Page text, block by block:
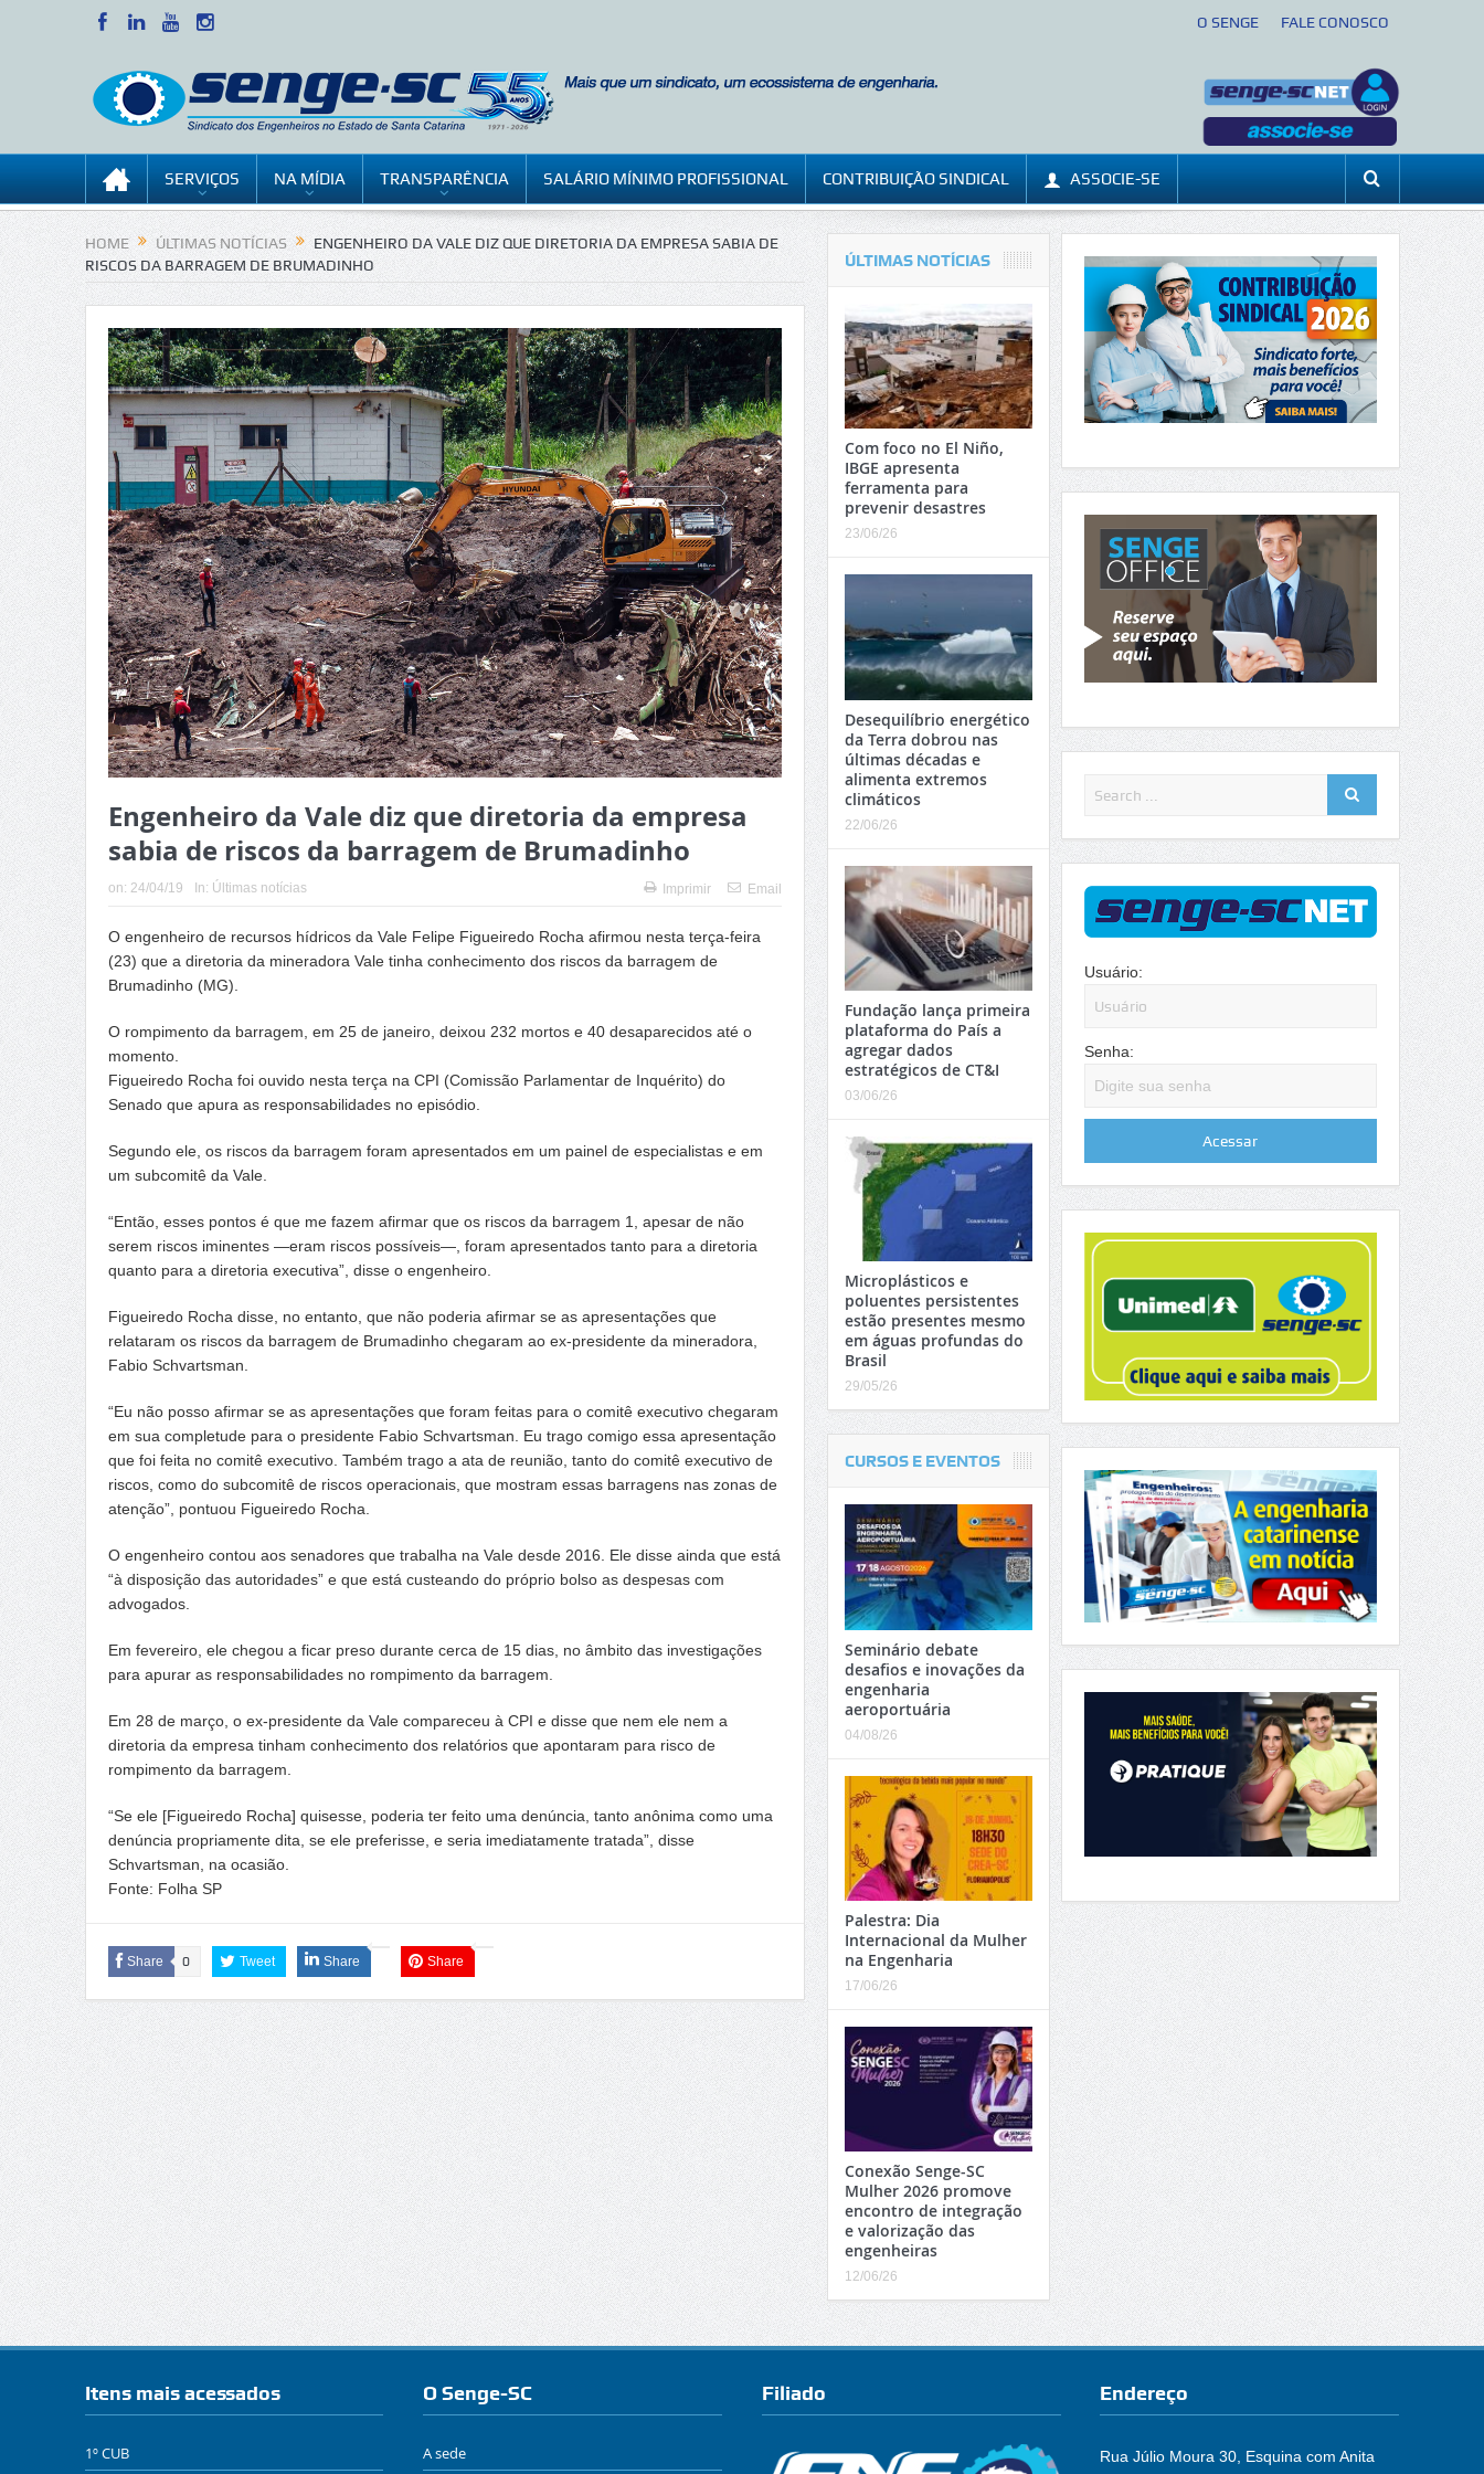
O SENGE FALE CONOSCO
SERVIÇOS NA MÍDIA TRANSPARÊNCIA SALÁRIO MÍNIMO PROFISSIONAL CONTRIBUIÇÃO SINDICAL ASSOCIE-SE
HOME ÚLTIMAS NOTÍCIAS
ENGENHEIRO DA VALE DIZ QUE DIRETORIA DA EMPRESA SABIA DE
RISCOS DA BARRAGEM DE BRUMADINHO
Engenheiro da Vale diz que diretoria da empresa
sabia de riscos da barragem de Brumadinho
on: 24/04/19 In: Últimas notícias Imprimir Email
O engenheiro de recursos hídricos da Vale Felipe Figueiredo Rocha afirmou nesta terça-feira
(23) que a diretoria da mineradora Vale tinha conhecimento dos riscos da barragem de
Brumadinho (MG).
O rompimento da barragem, em 25 de janeiro, deixou 232 mortos e 40 desaparecidos até o
momento.
Figueiredo Rocha foi ouvido nesta terça na CPI (Comissão Parlamentar de Inquérito) do
Senado que apura as responsabilidades no episódio.
Segundo ele, os riscos da barragem foram apresentados em um painel de especialistas e em
um subcomitê da Vale.
“Então, esses pontos é que me fazem afirmar que os riscos da barragem 1, apesar de não
serem riscos iminentes —eram riscos possíveis—, foram apresentados tanto para a diretoria
quanto para a diretoria executiva”, disse o engenheiro.
Figueiredo Rocha disse, no entanto, que não poderia afirmar se as apresentações que
relataram os riscos da barragem de Brumadinho chegaram ao ex-presidente da mineradora,
Fabio Schvartsman.
“Eu não posso afirmar se as apresentações que foram feitas para o comitê executivo chegaram
em sua completude para o presidente Fabio Schvartsman. Eu trago comigo essa apresentação
que foi feita no comitê executivo. Também trago a ata de reunião, tanto do comitê executivo de
riscos, como do subcomitê de riscos operacionais, que mostram essas barragens nas zonas de
atenção”, pontuou Figueiredo Rocha.
O engenheiro contou aos senadores que trabalha na Vale desde 2016. Ele disse ainda que está
“à disposição das autoridades” e que está custeando do próprio bolso as despesas com
advogados.
Em fevereiro, ele chegou a ficar preso durante cerca de 15 dias, no âmbito das investigações
para apurar as responsabilidades no rompimento da barragem.
Em 28 de março, o ex-presidente da Vale compareceu à CPI e disse que nem ele nem a
diretoria da empresa tinham conhecimento dos relatórios que apontaram para risco de
rompimento da barragem.
“Se ele [Figueiredo Rocha] quisesse, poderia ter feito uma denúncia, tanto anônima como uma
denúncia propriamente dita, se ele preferisse, e seria imediatamente tratada”, disse
Schvartsman, na ocasião.
Fonte: Folha SP
Share 0 Tweet Share Share
ÚLTIMAS NOTÍCIAS
Com foco no El Niño,
IBGE apresenta
ferramenta para
prevenir desastres
23/06/26
Desequilíbrio energético
da Terra dobrou nas
últimas décadas e
alimenta extremos
climáticos
22/06/26
Fundação lança primeira
plataforma do País a
agregar dados
estratégicos de CT&I
03/06/26
Microplásticos e
poluentes persistentes
estão presentes mesmo
em águas profundas do
Brasil
29/05/26
CURSOS E EVENTOS
Seminário debate
desafios e inovações da
engenharia
aeroportuária
04/08/26
Palestra: Dia
Internacional da Mulher
na Engenharia
17/06/26
Conexão Senge-SC
Mulher 2026 promove
encontro de integração
e valorização das
engenheiras
12/06/26
Usuário:
Senha:
Itens mais acessados
1º CUB
O Senge-SC
A sede
Filiado Endereço
Rua Júlio Moura 30, Esquina com Anita